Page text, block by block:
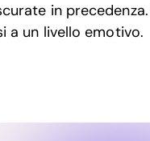
in
a un livello emotivo.